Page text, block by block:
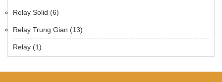
Relay Solid (6)
Relay Trung Gian (13)
Relay (1)